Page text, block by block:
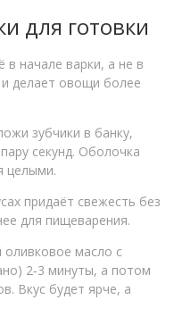
для готовки
в начале варки, а не в
и делает овощи более
зубчики в банку,
секунд. Оболочка
целыми.
придаёт свежесть без
для пищеварения.
оливковое масло с
2‑3 минуты, а потом
Вкус будет ярче, а